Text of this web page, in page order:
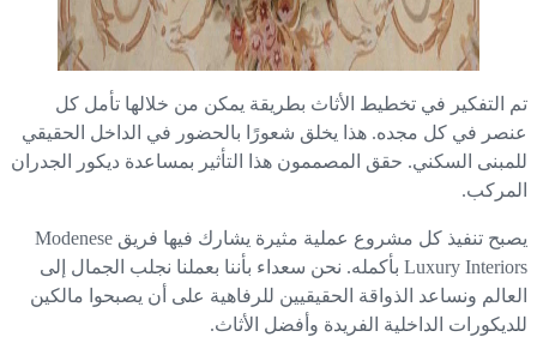
التفكير في تخطيط الأثاث بطريقة يمكن من خلالها تأمل كل
في كل مجده. هذا يخلق شعورًا بالحضور في الداخل الحقيقي
السكني. حقق المصممون هذا التأثير بمساعدة ديكور الجدران
يصبح تنفيذ كل مشروع عملية مثيرة يشارك فيها فريق Modenese
Luxury Interiors بأكمله. نحن سعداء بأننا بعملنا نجلب الجمال إلى
ونساعد الذواقة الحقيقيين للرفاهية على أن يصبحوا مالكين
الداخلية الفريدة وأفضل الأثاث.